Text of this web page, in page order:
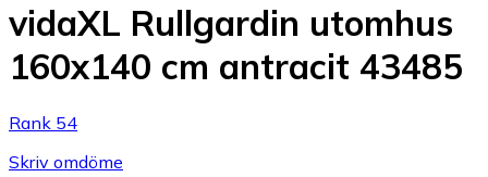
vidaXL Rullgardin utomhus
160x140 cm antracit 43485
Rank 54
Skriv omdöme